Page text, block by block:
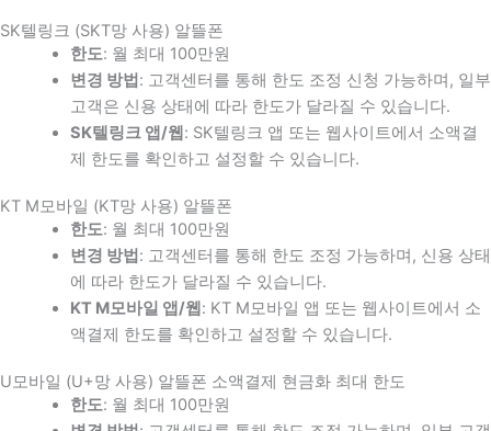
SK텔링크 (SKT망 사용) 알뜰폰
한도: 월 최대 100만원
변경 방법 : 고객센터를 통해 한도 조정 신청 가능하며, 일부
고객은 신용 상태에 따라 한도가 달라질 수 있습니다.
SK텔링크 앱/웹 : SK텔링크 앱 또는 웹사이트에서 소액결
제 한도를 확인하고 설정할 수 있습니다.
KT M모바일 (KT망 사용) 알뜰폰
한도: 월 최대 100만원
변경 방법 : 고객센터를 통해 한도 조정 가능하며, 신용 상태
에 따라 한도가 달라질 수 있습니다.
KT M모바일 앱/웹 : KT M모바일 앱 또는 웹사이트에서 소
액결제 한도를 확인하고 설정할 수 있습니다.
U모바일 (U+망 사용) 알뜰폰 소액결제 현금화 최대 한도
한도: 월 최대 100만원